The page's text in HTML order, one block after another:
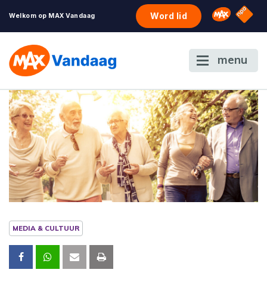
Welkom op MAX Vandaag Word lid Omroep
NPO
menu
MEDIA & CULTUUR